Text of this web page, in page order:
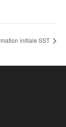
initiale SST